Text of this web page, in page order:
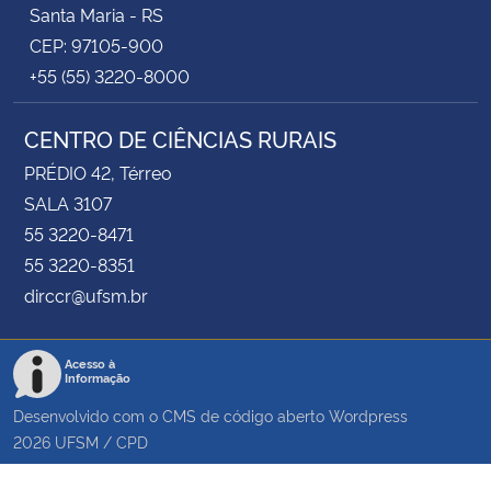
Santa Maria - RS
CEP: 97105-900
+55 (55) 3220-8000
CENTRO DE CIÊNCIAS RURAIS
PRÉDIO 42, Térreo
SALA 3107
55 3220-8471
55 3220-8351
dirccr@ufsm.br
Acesso à
Informação
Desenvolvido com o CMS de código aberto Wordpress
2026 UFSM / CPD